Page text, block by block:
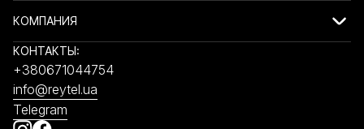
КОМПАНИЯ
КОНТАКТЫ:
+380671044754
info@reytel.ua
Telegram